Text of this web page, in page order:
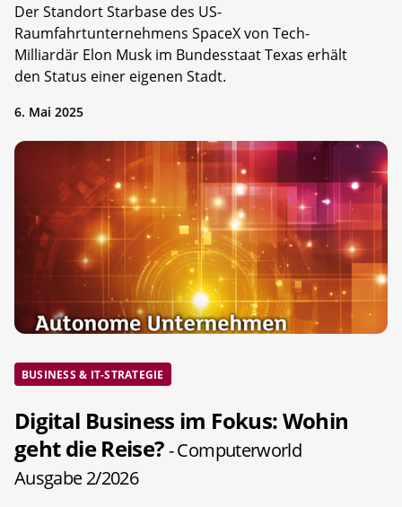
Der Standort Starbase des US-
Raumfahrtunternehmens SpaceX von Tech-
Milliardär Elon Musk im Bundesstaat Texas erhält
den Status einer eigenen Stadt.
6. Mai 2025
BUSINESS & IT-STRATEGIE
Digital Business im Fokus: Wohin
geht die Reise?- Computerworld
Ausgabe 2/2026